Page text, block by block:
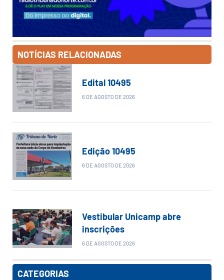
NOTÍCIAS RELACIONADAS
Edital 10495
6 DE AGOSTO DE 2026
Edição 10495
6 DE AGOSTO DE 2026
Vestibular Unicamp abre
inscrições
6 DE AGOSTO DE 2026
CATEGORIAS